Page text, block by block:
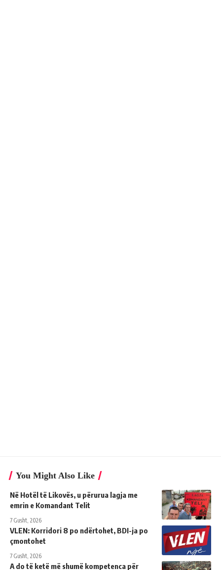
You Might Also Like
Në Hotël të Likovës, u përurua lagja me
emrin e Komandant Telit
7 Gusht, 2026
VLEN: Korridori 8 po ndërtohet, BDI-ja po
çmontohet
7 Gusht, 2026
A do të ketë më shumë kompetenca për